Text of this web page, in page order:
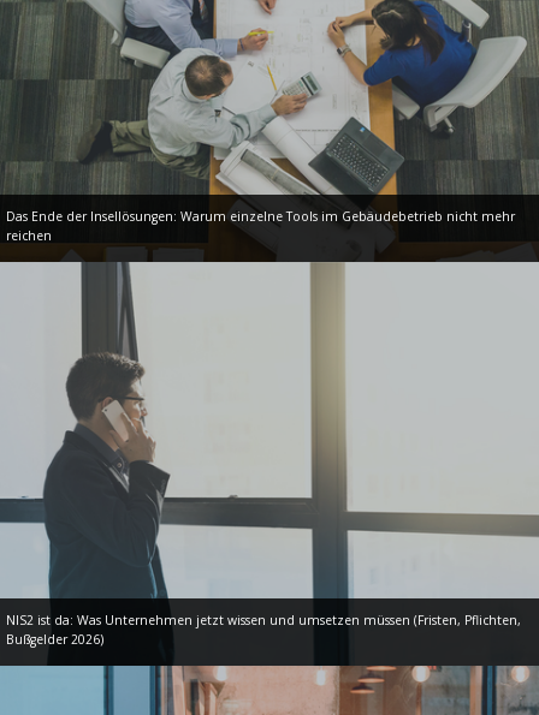
Das Ende der Insellösungen: Warum einzelne Tools im Gebäudebetrieb nicht mehr
reichen
NIS2 ist da: Was Unternehmen jetzt wissen und umsetzen müssen (Fristen, Pflichten,
Bußgelder 2026)